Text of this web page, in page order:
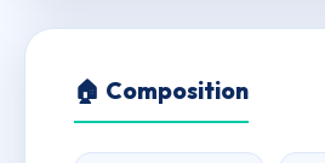
🏠 Composition